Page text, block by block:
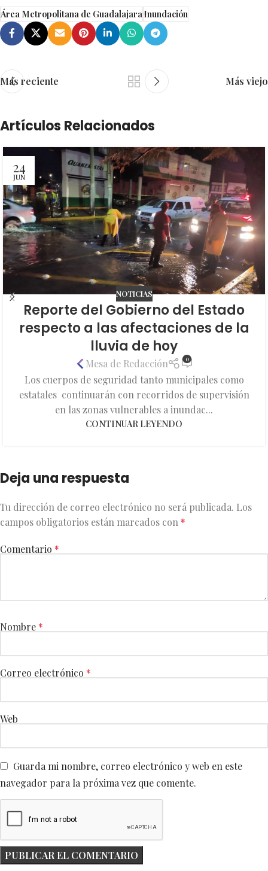
Área Metropolitana de GuadalajaraInundación
Más reciente Más viejo
Artículos Relacionados
24
JUN
NOTICIAS
Reporte del Gobierno del Estado
respecto a las afectaciones de la
lluvia de hoy
Mesa de Redacción 0
Los cuerpos de seguridad tanto municipales como
estatales continuarán con recorridos de supervisión
en las zonas vulnerables a inundac...
CONTINUAR LEYENDO
Deja una respuesta
Tu dirección de correo electrónico no será publicada. Los
campos obligatorios están marcados con *
Comentario *
Nombre *
Correo electrónico *
Web
Guarda mi nombre, correo electrónico y web en este
navegador para la próxima vez que comente.